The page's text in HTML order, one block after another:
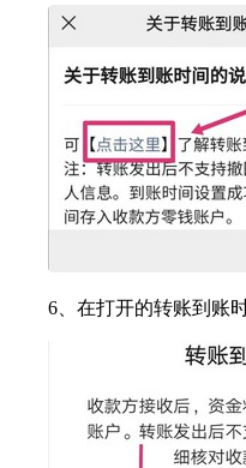
6、在打开的转账到账